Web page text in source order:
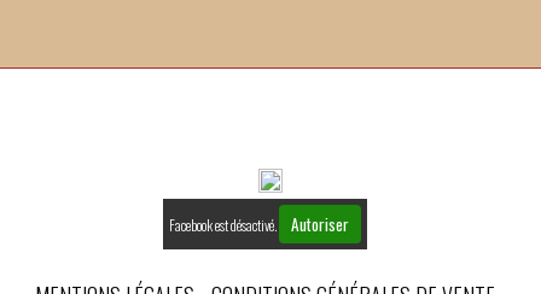
Facebook est désactivé. Autoriser